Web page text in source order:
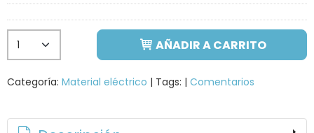
AÑADIR A CARRITO
Categoría: Material eléctrico | Tags: | Comentarios